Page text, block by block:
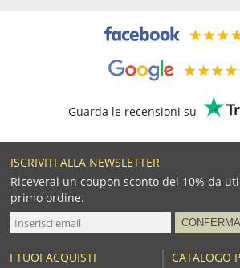
Guarda le recensioni su
ISCRIVITI ALLA NEWSLETTER
Riceverai un coupon sconto del 10% da
primo ordine.
CATALOGO
I TUOI ACQUISTI